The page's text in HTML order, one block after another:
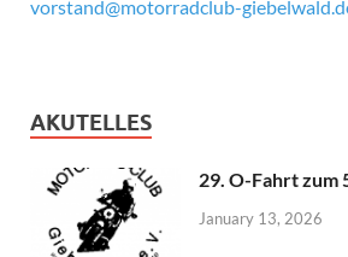
vorstand@motorradclub-
AKUTELLES
29. O-Fahrt zum
January 13, 2026